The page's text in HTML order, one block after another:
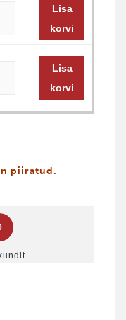
Lisa
korvi
Lisa
korvi
piiratud.